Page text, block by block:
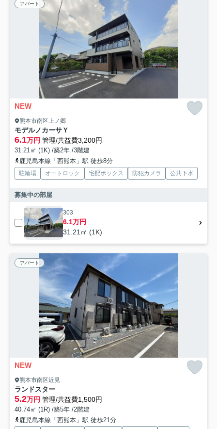
アパート
NEW
熊本市南区上ノ郷
モデルノカーサＹ
6.1万円 管理/共益費3,200円
31.21㎡ (1K) /築2年 /3階建
鹿児島本線「西熊本」駅 徒歩8分
駐輪場 オートロック 宅配ボックス 防犯カメラ 公共下水
募集中の部屋
303
6.1万円
31.21㎡ (1K)
アパート
NEW
熊本市南区近見
ランドスター
5.2万円 管理/共益費1,500円
40.74㎡ (1R) /築5年 /2階建
鹿児島本線「西熊本」駅 徒歩21分